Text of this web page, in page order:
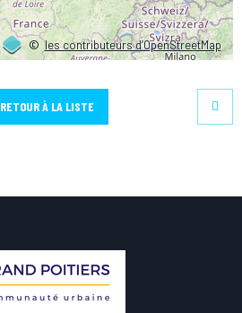
©les contributeurs d’OpenStreetMap
RETOUR À LA LISTE